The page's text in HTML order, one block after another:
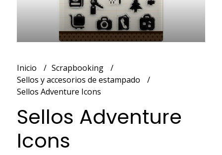
Inicio
Scrapbooking
Sellos y accesorios de estampado
Sellos Adventure Icons
Sellos Adventure
Icons